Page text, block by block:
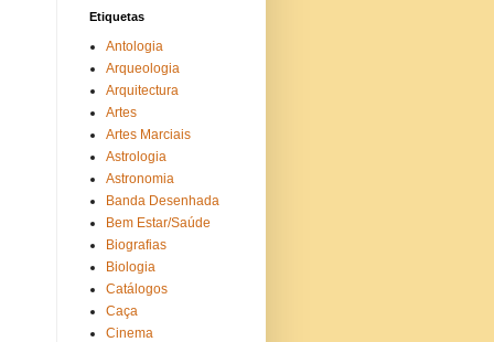
Etiquetas
Antologia
Arqueologia
Arquitectura
Artes
Artes Marciais
Astrologia
Astronomia
Banda Desenhada
Bem Estar/Saúde
Biografias
Biologia
Catálogos
Caça
Cinema